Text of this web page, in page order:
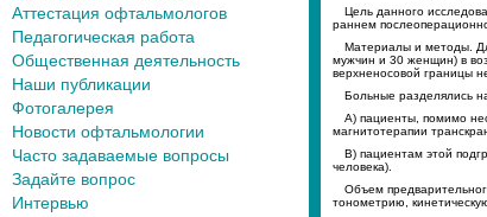
Аттестация офтальмологов
Педагогическая работа
Общественная деятельность
Наши публикации
Фотогалерея
Новости офтальмологии
Часто задаваемые вопросы
Задайте вопрос
Интервью
Цель данного
раннем
Материалы и методы.
мужчин и 30 женщин) в
верхненосовой границы
Больные разделялись
А) пациенты, помимо
магнитотерапии
В) пациентам этой
человека).
Объем
тонометрию,